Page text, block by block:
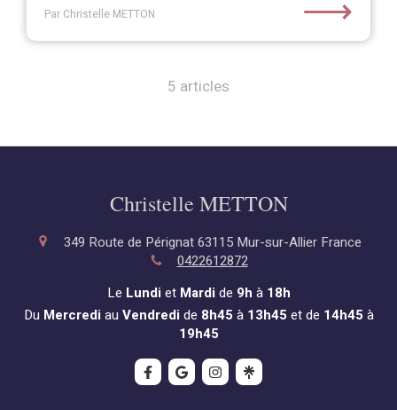
Par Christelle METTON ⟶
5 articles
Christelle METTON
349 Route de Pérignat 63115 Mur-sur-Allier France
0422612872
Le Lundiet Mardide 9h à 18h
Du Mercrediau Vendredide 8h45 à 13h45 et de 14h45 à
19h45